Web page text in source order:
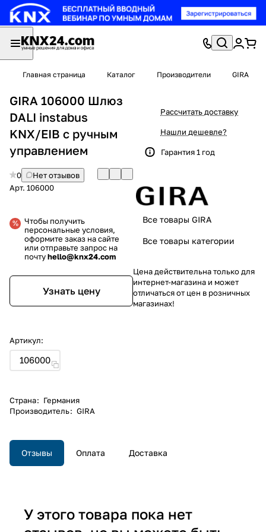
Главная страница Каталог Производители GIRA
GIRA 106000 Шлюз
DALI instabus
KNX/EIB с ручным
управлением
0
Нет отзывов
Арт. 106000
Чтобы получить
персональные условия,
оформите заказ на сайте
или отправьте запрос на
почтуhello@knx24.com
Узнать цену
Артикул:
106000
Страна: Германия
Производитель: GIRA
Рассчитать доставку
Нашли дешевле?
Гарантия 1 год
Все товары GIRA
Все товары категории
Цена действительна только для
интернет-магазина и может
отличаться от цен в розничных
магазинах!
Отзывы Оплата Доставка
У этого товара пока нет